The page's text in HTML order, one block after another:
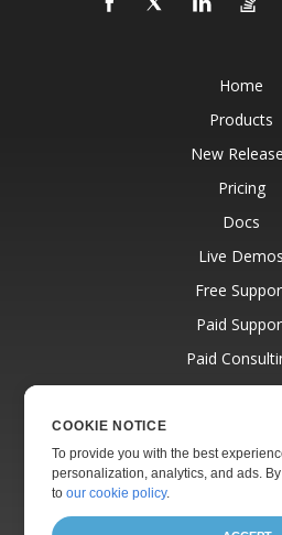
Home
Products
New
Pricing
Docs
Live Demos
Free
Paid
Paid
Blog
About
COOKIE NOTICE
To provide you with the best
personalization, analytics, and ads.
toour cookie policy.